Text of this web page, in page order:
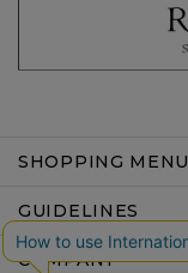
SHOPPING MENU
GUIDELINES
COMPANY